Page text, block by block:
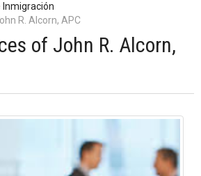
Inmigración
R. Alcorn, APC
of John R. Alcorn,